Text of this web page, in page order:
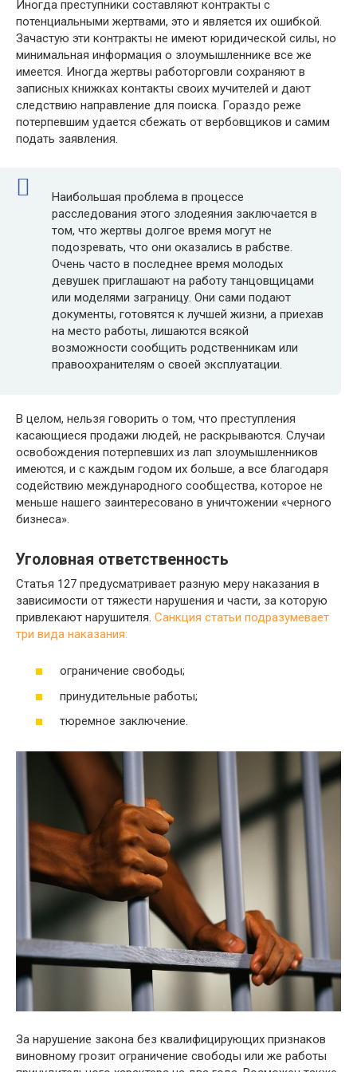
Иногда преступники составляют контракты с
потенциальными жертвами, это и является их ошибкой.
Зачастую эти контракты не имеют юридической силы, но
минимальная информация о злоумышленнике все же
имеется. Иногда жертвы работорговли сохраняют в
записных книжках контакты своих мучителей и дают
следствию направление для поиска. Гораздо реже
потерпевшим удается сбежать от вербовщиков и самим
подать заявления.
Наибольшая проблема в процессе
расследования этого злодеяния заключается в
том, что жертвы долгое время могут не
подозревать, что они оказались в рабстве.
Очень часто в последнее время молодых
девушек приглашают на работу танцовщицами
или моделями заграницу. Они сами подают
документы, готовятся к лучшей жизни, а приехав
на место работы, лишаются всякой
возможности сообщить родственникам или
правоохранителям о своей эксплуатации.
В целом, нельзя говорить о том, что преступления
касающиеся продажи людей, не раскрываются. Случаи
освобождения потерпевших из лап злоумышленников
имеются, и с каждым годом их больше, а все благодаря
содействию международного сообщества, которое не
меньше нашего заинтересовано в уничтожении «черного
бизнеса».
Уголовная ответственность
Статья 127 предусматривает разную меру наказания в
зависимости от тяжести нарушения и части, за которую
привлекают нарушителя. Санкция статьи подразумевает
три вида наказания:
ограничение свободы;
принудительные работы;
тюремное заключение.
За нарушение закона без квалифицирующих признаков
виновному грозит ограничение свободы или же работы